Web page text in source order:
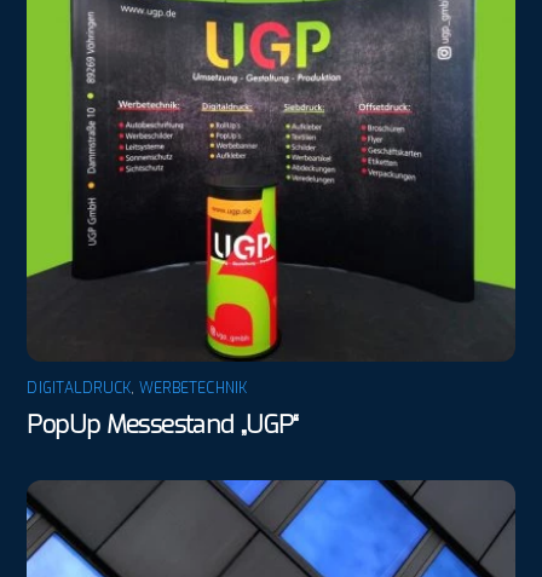
DIGITALDRUCK, WERBETECHNIK
PopUp Messestand „UGP“